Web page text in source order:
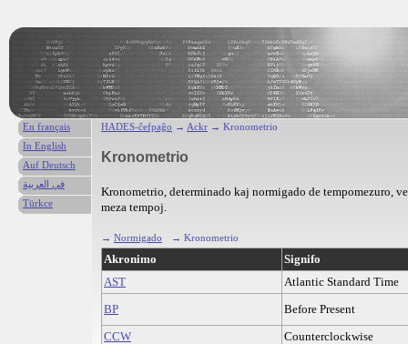
HADES-ĉefpaĝo → Ackr → Kronometrio
Kronometrio
Kronometrio, determinado kaj normigado de tempomezuro,
meza tempoj.
→ Normigado → Kronometrio
Akronimo
Signifo
AST
Atlantic Standard Time
BP
Before Present
CCW
Counterclockwise
En français
In English
Auf Deutsch
في العربية
Türkce